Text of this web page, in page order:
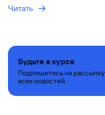
Читать
Будьте в курсе
Подпишитесь на рассылку
всех новостей